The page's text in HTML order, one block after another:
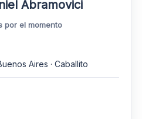
Abramovici
por el momento
Aires · Caballito